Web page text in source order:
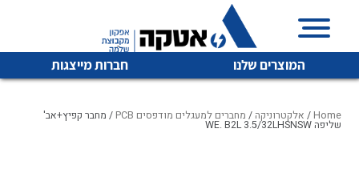
המוצרים שלנו חברות מייצגות
Home
/ אלקטרוניקה / מחברים למעגלים מודפסים PCB / מחבר קפיץ+אב'
שליפה WE. B2L 3.5/32LHSNSW